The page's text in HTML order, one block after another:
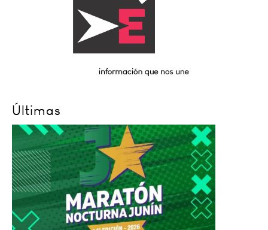
Últimas